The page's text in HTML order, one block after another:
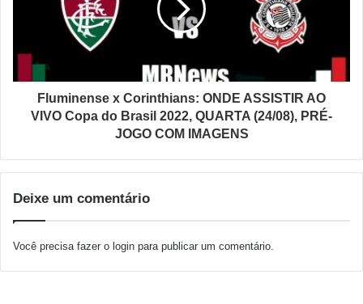
Fluminense x Corinthians: ONDE ASSISTIR AO
VIVO Copa do Brasil 2022, QUARTA (24/08), PRÉ-
JOGO COM IMAGENS
Deixe um comentário
Você precisa fazer o login para publicar um comentário.